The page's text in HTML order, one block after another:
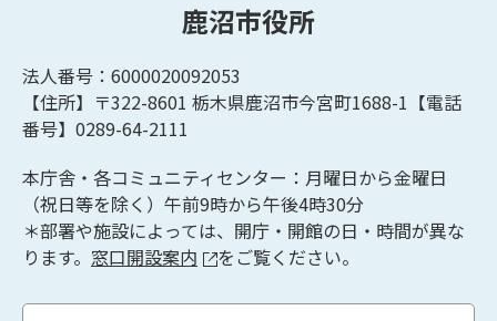
鹿沼市役所
法人番号：6000020092053
【住所】〒322-8601 栃木県鹿沼市今宮町1688-1【電話
番号】0289-64-2111
本庁舎・各コミュニティセンター：月曜日から金曜日
（祝日等を除く）午前9時から午後4時30分
＊部署や施設によっては、開庁・開館の日・時間が異な
ります。 窓口開設案内 をご覧ください。